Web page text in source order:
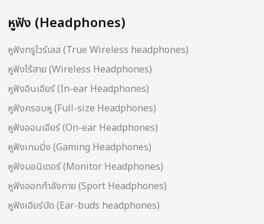
หูฟัง (Headphones)
หูฟังทรูไวร์เลส (True Wireless headphones)
หูฟังไร้สาย (Wireless Headphones)
หูฟังอินเอียร์ (In-ear Headphones)
หูฟังครอบหู (Full-size Headphones)
หูฟังออนเอียร์ (On-ear Headphones)
หูฟังเกมมิ่ง (Gaming Headphones)
หูฟังมอนิเตอร์ (Monitor Headphones)
หูฟังออกกำลังกาย (Sport Headphones)
หูฟังเอียร์บัด (Ear-buds headphones)